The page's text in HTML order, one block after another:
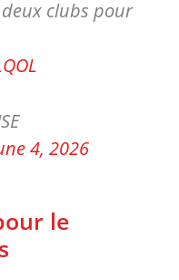
clubs pour
4, 2026
le